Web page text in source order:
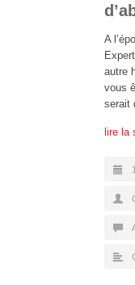
A
autre
vous
serait
lire la